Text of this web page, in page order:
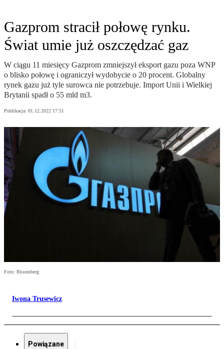
Gazprom stracił połowę rynku.
Świat umie już oszczędzać gaz
W ciągu 11 miesięcy Gazprom zmniejszył eksport gazu poza WNP
o blisko połowę i ograniczył wydobycie o 20 procent. Globalny
rynek gazu już tyle surowca nie potrzebuje. Import Unii i Wielkiej
Brytanii spadł o 55 mld m3.
Publikacja: 01.12.2022 17:51
Foto: Bloomberg
Iwona Trusewicz
Powiązane